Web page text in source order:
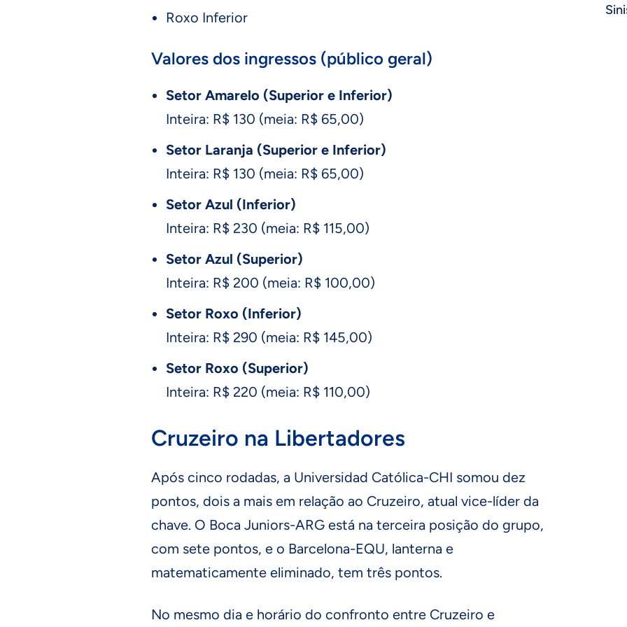
Roxo Inferior
Valores dos ingressos (público geral)
Setor Amarelo (Superior e Inferior)
Inteira: R$ 130 (meia: R$ 65,00)
Setor Laranja (Superior e Inferior)
Inteira: R$ 130 (meia: R$ 65,00)
Setor Azul (Inferior)
Inteira: R$ 230 (meia: R$ 115,00)
Setor Azul (Superior)
Inteira: R$ 200 (meia: R$ 100,00)
Setor Roxo (Inferior)
Inteira: R$ 290 (meia: R$ 145,00)
Setor Roxo (Superior)
Inteira: R$ 220 (meia: R$ 110,00)
Cruzeiro na Libertadores
Após cinco rodadas, a Universidad Católica-CHI somou dez
pontos, dois a mais em relação ao Cruzeiro, atual vice-líder da
chave. O Boca Juniors-ARG está na terceira posição do grupo,
com sete pontos, e o Barcelona-EQU, lanterna e
matematicamente eliminado, tem três pontos.
No mesmo dia e horário do confronto entre Cruzeiro e